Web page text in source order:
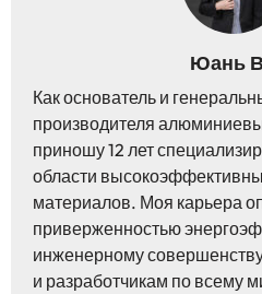
Юань
Как основатель и
производителя
приношу 12 лет
области
материалов. Моя карьера
приверженностью
инженерному
и разработчикам по всему